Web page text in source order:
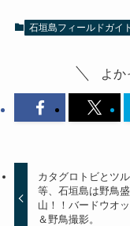
石垣島フィールドガイ
よか
カタグロトビとツ
等、石垣島は野鳥
山！！バードウオ
＆野鳥撮影。